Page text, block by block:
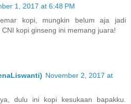
1, 2017 at 6:48 PM
kopi, mungkin belum aja jadi
kopi ginseng ini memang juara!
November 2, 2017 at
dulu ini kopi kesukaan bapakku.